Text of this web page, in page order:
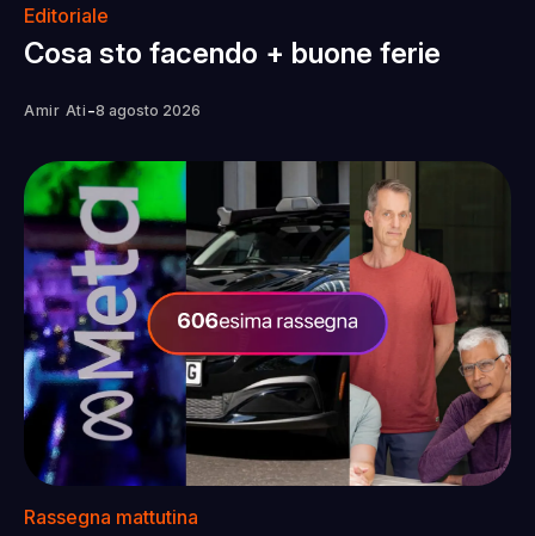
Editoriale
Cosa sto facendo + buone ferie
Amir Ati -8 agosto 2026
Rassegna mattutina